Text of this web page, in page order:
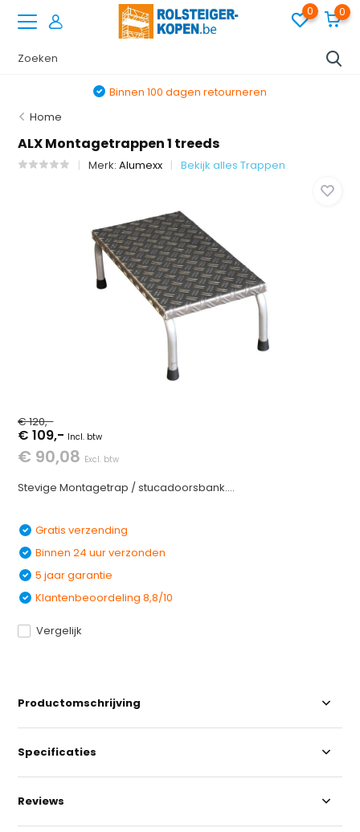
0 0
Binnen 100 dagen retourneren
Home
ALX Montagetrappen 1 treeds
Merk:Alumexx Bekijk alles Trappen
€ 120,-
€ 109,- Incl. btw
€ 90,08 Excl. btw
Stevige Montagetrap / stucadoorsbank....
Gratis verzending
Binnen 24 uur verzonden
5 jaar garantie
Klantenbeoordeling 8,8/10
Vergelijk
Productomschrijving
Specificaties
Reviews